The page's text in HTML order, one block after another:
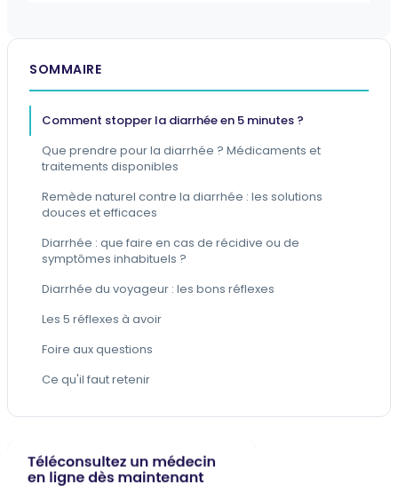
SOMMAIRE
Comment stopper la diarrhée en 5 minutes ?
Que prendre pour la diarrhée ? Médicaments et
traitements disponibles
Remède naturel contre la diarrhée : les solutions
douces et efficaces
Diarrhée : que faire en cas de récidive ou de
symptômes inhabituels ?
Diarrhée du voyageur : les bons réflexes
Les 5 réflexes à avoir
Foire aux questions
Ce qu'il faut retenir